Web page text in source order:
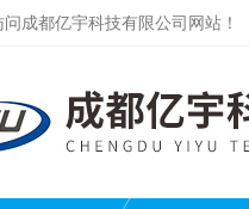
成都亿宇科技有限公司网站！